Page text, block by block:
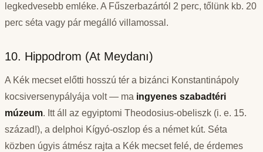
legkedvesebb emléke. A Fűszerbazártól 2 perc, tőlünk kb. 20
perc séta vagy pár megálló villamossal.
10. Hippodrom (At Meydanı)
A Kék mecset előtti hosszú tér a bizánci Konstantinápoly
kocsiversenypályája volt — ma ingyenes szabadtéri
múzeum. Itt áll az egyiptomi Theodosius-obeliszk (i. e. 15.
század!), a delphoi Kígyó-oszlop és a német kút. Séta
közben úgyis átmész rajta a Kék mecset felé, de érdemes